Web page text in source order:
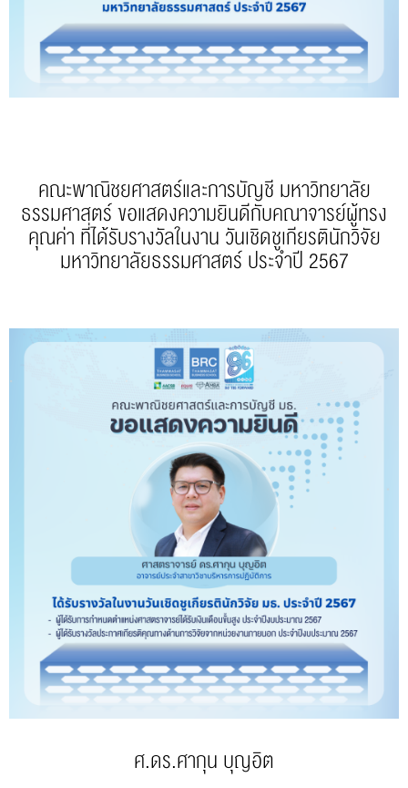
คณะพาณิชยศาสตร์และการบัญชี มหาวิทยาลัย
ธรรมศาสตร์ ขอแสดงความยินดีกับคณาจารย์ผู้ทรง
คุณค่า ที่ได้รับรางวัลในงาน วันเชิดชูเกียรตินักวิจัย
มหาวิทยาลัยธรรมศาสตร์ ประจำปี 2567
ศ.ดร.ศากุน บุญอิต